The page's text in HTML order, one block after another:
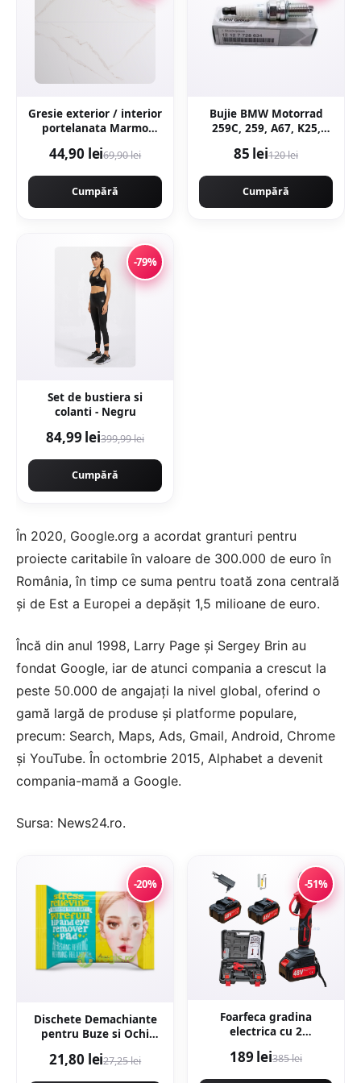
Gresie exterior / interior
portelanata Marmo
lucioasa rectificata tip
44,90 lei69,90 lei
Cumpără
Bujie BMW Motorrad
259C, 259, A67, K25,
R21, R22, R28
85 lei120 lei
Cumpără
-79%
Set de bustiera si
colanti - Negru
84,99 lei399,99 lei
Cumpără
În 2020, Google.org a acordat granturi pentru
proiecte caritabile în valoare de 300.000 de euro în
România, în timp ce suma pentru toată zona centrală
şi de Est a Europei a depăşit 1,5 milioane de euro.
Încă din anul 1998, Larry Page şi Sergey Brin au
fondat Google, iar de atunci compania a crescut la
peste 50.000 de angajaţi la nivel global, oferind o
gamă largă de produse şi platforme populare,
precum: Search, Maps, Ads, Gmail, Android, Chrome
şi YouTube. În octombrie 2015, Alphabet a devenit
compania-mamă a Google.
Sursa: News24.ro.
-20%
Dischete Demachiante
pentru Buze si Ochi
30buc
21,80 lei27,25 lei
-51%
Foarfeca gradina
electrica cu 2
pentru gradina,
189 lei385 lei